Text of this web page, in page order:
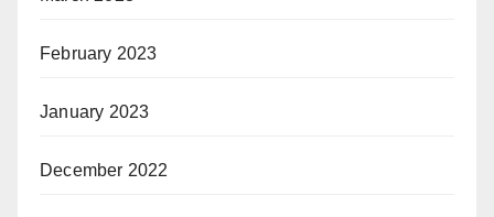
February 2023
January 2023
December 2022